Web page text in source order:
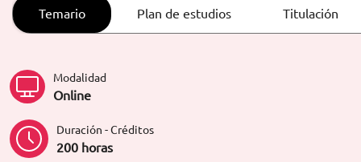
ORIENTACIÓN LABORAL
Temario Plan de estudios Titulación
Modalidad
Online
Duración - Créditos
200 horas